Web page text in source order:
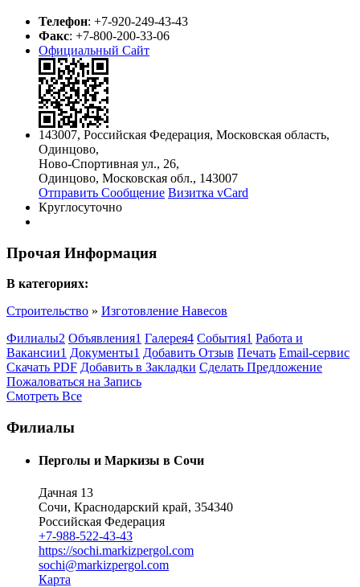
Телефон: +7-920-249-43-43
Факс: +7-800-200-33-06
Официальный Сайт
143007, Российская Федерация, Московская область,
Одинцово,
Ново-Спортивная ул., 26,
Одинцово, Московская обл., 143007
Отправить Сообщение Визитка vCard
Круглосуточно
Прочая Информация
В категориях:
Строительство » Изготовление Навесов
Филиалы2 Объявления1 Галерея4 События1 Работа и
Вакансии1 Документы1 Добавить Отзыв Печать Email-сервис
Скачать PDF Добавить в Закладки Сделать Предложение
Пожаловаться на Запись
Смотреть Все
Филиалы
Перголы и Маркизы в Сочи
Дачная 13
Сочи, Краснодарский край, 354340
Российская Федерация
+7-988-522-43-43
https://sochi.markizpergol.com
sochi@markizpergol.com
Карта